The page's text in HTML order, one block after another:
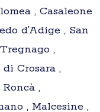
, Casaleone
d’Adige , San
,
Crosara ,
,
, Malcesine ,